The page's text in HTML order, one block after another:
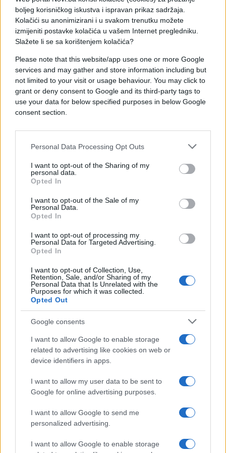
boljeg korisničkog iskustva i ispravan prikaz sadržaja.
Kolačići su anonimizirani i u svakom trenutku možete
izmijeniti postavke kolačića u vašem Internet pregledniku.
Slažete li se sa korištenjem kolačića?
Please note that this website/app uses one or more Google
services and may gather and store information including but
not limited to your visit or usage behaviour. You may click to
grant or deny consent to Google and its third-party tags to
use your data for below specified purposes in below Google
consent section.
Personal Data Processing Opt Outs
I want to opt-out of the Sharing of my
personal data.
Opted In
I want to opt-out of the Sale of my
Personal Data.
Opted In
I want to opt-out of processing my
Personal Data for Targeted Advertising.
Opted In
I want to opt-out of Collection, Use,
Retention, Sale, and/or Sharing of my
Personal Data that Is Unrelated with the
Purposes for which it was collected.
Opted Out
Google consents
I want to allow Google to enable storage
related to advertising like cookies on web or
device identifiers in apps.
I want to allow my user data to be sent to
Google for online advertising purposes.
I want to allow Google to send me
personalized advertising.
I want to allow Google to enable storage
Podsjetimo, posljednja posjeta jednog američkog
predsjednika Kini dogodila se 2017. godine, upravo
tokom Trumpovog mandata, dok se novi susret
očekuje kao važan korak u smanjenju tenzija